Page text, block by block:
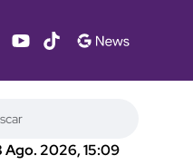
Ago. 2026, 15:09